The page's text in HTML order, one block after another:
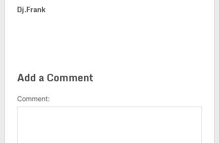
Dj.frank
Add a Comment
Comment: